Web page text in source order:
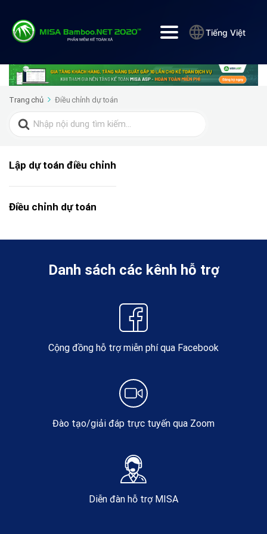
Tiếng Việt
Trang chủ Điều chỉnh dự toán
Search
for:
Lập dự toán điều chỉnh
Điều chỉnh dự toán
Danh sách các kênh hỗ trợ
Cộng đồng hỗ trợ miễn phí qua Facebook
Đào tạo/giải đáp trực tuyến qua Zoom
Diễn đàn hỗ trợ MISA